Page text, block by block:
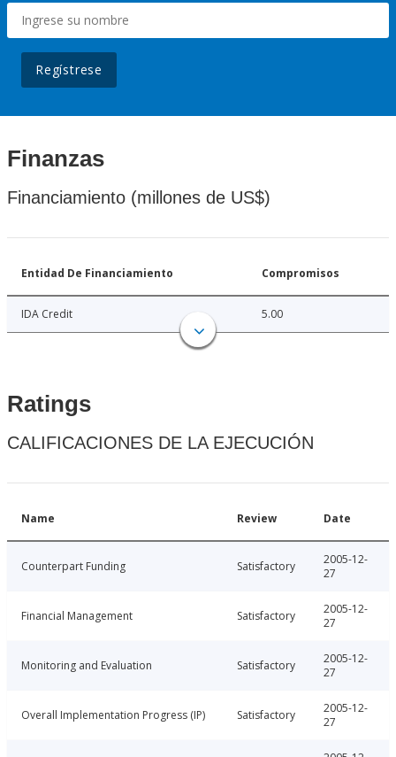
Regístrese
Finanzas
Financiamiento (millones de US$)
Entidad De Financiamiento Compromisos
IDA Credit 5.00
Ratings
CALIFICACIONES DE LA EJECUCIÓN
Name Review Date
Counterpart Funding Satisfactory
2005-12-
27
Financial Management Satisfactory
2005-12-
27
Monitoring and Evaluation Satisfactory
2005-12-
27
Overall Implementation Progress (IP) Satisfactory
2005-12-
27